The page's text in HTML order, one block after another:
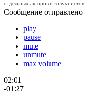
отдельных авторов и колумнистов.
Сообщение отправлено
play
pause
mute
unmute
max volume
02:01
-01:27